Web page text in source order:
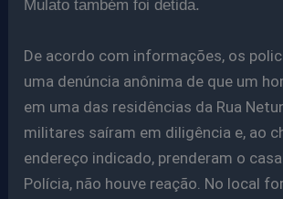
Mulato também foi detida.
De acordo com informações, os
uma denúncia anônima de que um
em uma das residências da Rua
militares saíram em diligência e, ao
endereço indicado, prenderam o
Polícia, não houve reação. No local